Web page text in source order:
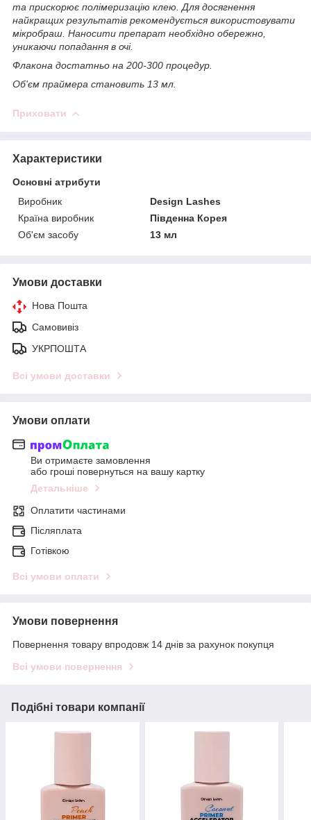
та прискорює полімеризацію клею. Для досягнення
найкращих результатів рекомендується використовувати
мікробраш. Наносити препарат необхідно обережно,
уникаючи попадання в очі.
Флакона достатньо на 200-300 процедур.
Об'єм праймера становить 13 мл.
Приховати
Характеристики
Основні атрибути
Виробник
Design Lashes
Країна виробник
Південна Корея
Об'єм засобу
13 мл
Умови доставки
Нова Пошта
Самовивіз
УКРПОШТА
Всі умови доставки
Умови оплати
Ви отримаєте замовлення
або гроші повернуться на вашу картку
Детальніше
Оплатити частинами
Післяплата
Готівкою
Всі умови оплати
Умови повернення
Повернення товару впродовж 14 днів за рахунок покупця
Всі умови повернення
Подібні товари компанії